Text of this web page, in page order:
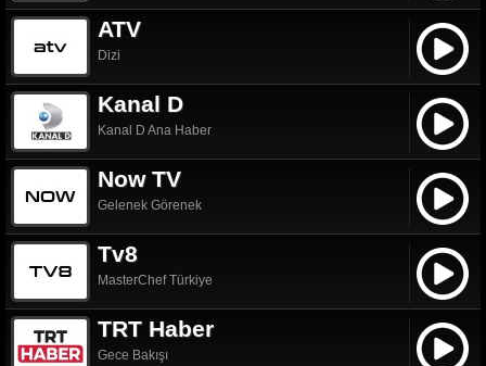
ATV
Dizi
Kanal D
Kanal D Ana Haber
Now TV
Gelenek Görenek
Tv8
MasterChef Türkiye
TRT Haber
Gece Bakışı